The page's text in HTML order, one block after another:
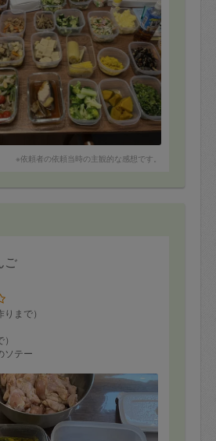
※依頼者の依頼当時の主観的な感想です。
ご
まで）
ソテー
物
ト